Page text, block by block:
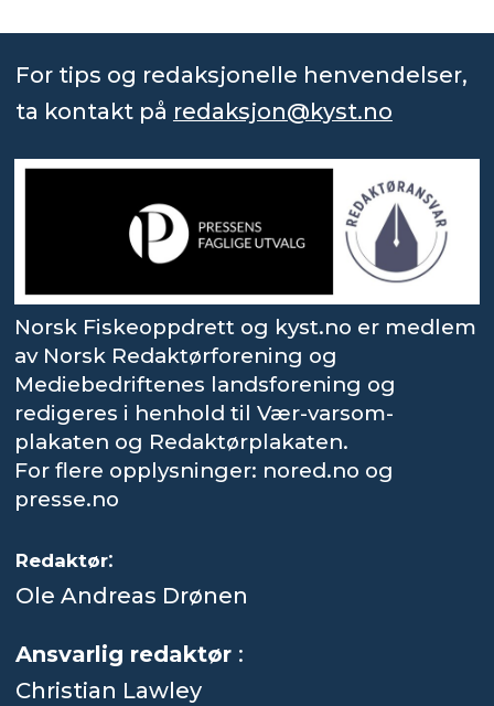
For tips og redaksjonelle henvendelser,
ta kontakt på redaksjon@kyst.no
Norsk Fiskeoppdrett og kyst.no er medlem
av Norsk Redaktørforening og
Mediebedriftenes landsforening og
redigeres i henhold til Vær-varsom-
plakaten og Redaktørplakaten.
For flere opplysninger: nored.no og
presse.no
Redaktør:
Ole Andreas Drønen
Ansvarlig redaktør :
Christian Lawley